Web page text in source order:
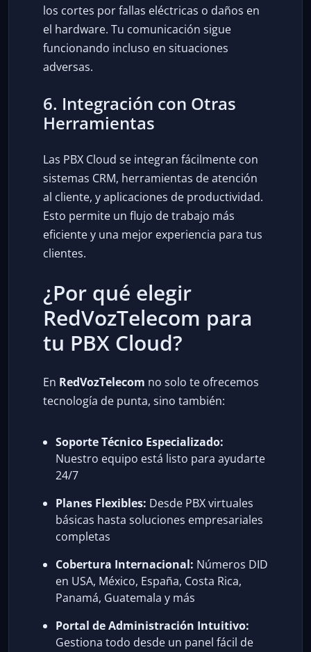
los cortes por fallas eléctricas o daños en
el hardware. Tu comunicación sigue
funcionando incluso en situaciones
adversas.
6. Integración con Otras
Herramientas
Las PBX Cloud se integran fácilmente con
sistemas CRM, herramientas de atención
al cliente, y aplicaciones de productividad.
Esto permite un flujo de trabajo más
eficiente y una mejor experiencia para tus
clientes.
¿Por qué elegir
RedVozTelecom para
tu PBX Cloud?
En RedVozTelecom no solo te ofrecemos
tecnología de punta, sino también:
Soporte Técnico Especializado:
Nuestro equipo está listo para ayudarte
24/7
Planes Flexibles: Desde PBX virtuales
básicas hasta soluciones empresariales
completas
Cobertura Internacional: Números DID
en USA, México, España, Costa Rica,
Panamá, Guatemala y más
Portal de Administración Intuitivo:
Gestiona todo desde un panel fácil de